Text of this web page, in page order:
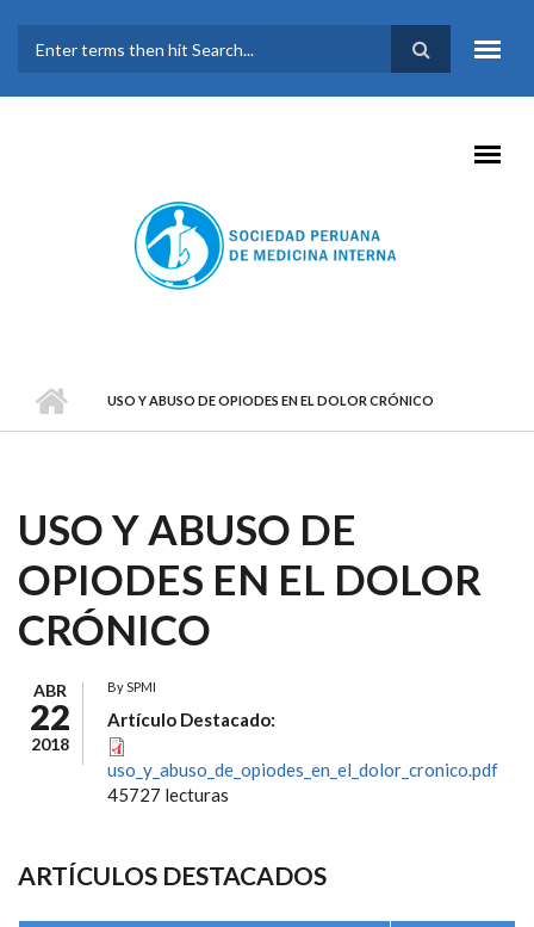
FORMULARIO DE
BÚSQUEDA
USO Y ABUSO DE OPIODES EN EL DOLOR CRÓNICO
USO Y ABUSO DE
OPIODES EN EL DOLOR
CRÓNICO
ABR
22
2018
BySPMI
Artículo Destacado:
uso_y_abuso_de_opiodes_en_el_dolor_cronico.pdf
45727 lecturas
ARTÍCULOS DESTACADOS